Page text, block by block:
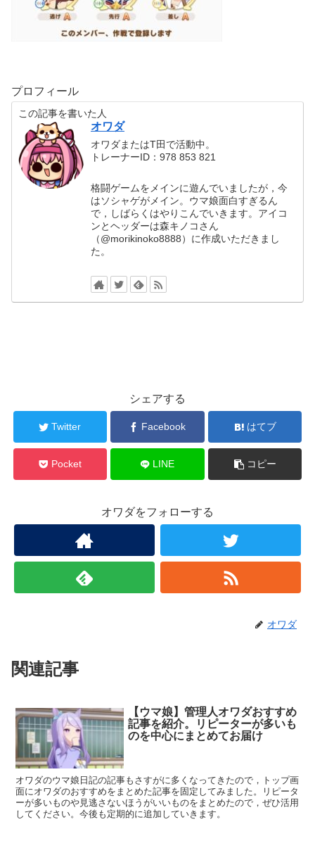
プロフィール
この記事を書いた人
オワダ
オワダまたはT田で活動中。
トレーナーID：978 853 821
格闘ゲームをメインに遊んでいましたが，今
はソシャゲがメイン。ウマ娘面白すぎるん
で，しばらくはやりこんでいきます。アイコ
ンとヘッダーは森キノコさん
（@morikinoko8888）に作成いただきまし
た。
シェアする
Twitter Facebook はてブ
Pocket LINE コピー
オワダをフォローする
オワダ
関連記事
【ウマ娘】管理人オワダおすすめ
記事を紹介。リピーターが多いも
のを中心にまとめてお届け
オワダのウマ娘日記の記事もさすがに多くなってきたので，トップ画
面にオワダのおすすめをまとめた記事を固定してみました。リピータ
ーが多いものや見逃さないほうがいいものをまとめたので，ぜひ活用
してください。今後も定期的に追加していきます。